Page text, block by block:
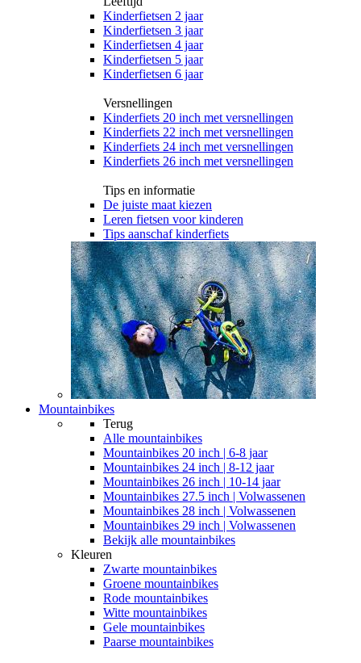
Kinderfietsen 2 jaar
Kinderfietsen 3 jaar
Kinderfietsen 4 jaar
Kinderfietsen 5 jaar
Kinderfietsen 6 jaar
Versnellingen
Kinderfiets 20 inch met versnellingen
Kinderfiets 22 inch met versnellingen
Kinderfiets 24 inch met versnellingen
Kinderfiets 26 inch met versnellingen
Tips en informatie
De juiste maat kiezen
Leren fietsen voor kinderen
Tips aanschaf kinderfiets
Mountainbikes
Terug
Alle mountainbikes
Mountainbikes 20 inch | 6-8 jaar
Mountainbikes 24 inch | 8-12 jaar
Mountainbikes 26 inch | 10-14 jaar
Mountainbikes 27.5 inch | Volwassenen
Mountainbikes 28 inch | Volwassenen
Mountainbikes 29 inch | Volwassenen
Bekijk alle mountainbikes
Kleuren
Zwarte mountainbikes
Groene mountainbikes
Rode mountainbikes
Witte mountainbikes
Gele mountainbikes
Paarse mountainbikes